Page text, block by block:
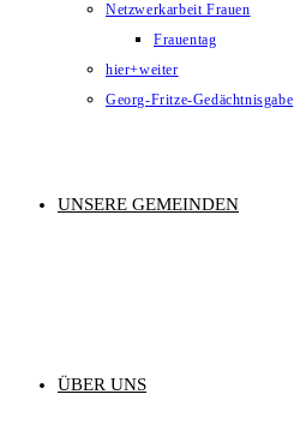
Netzwerkarbeit Frauen
Frauentag
hier+weiter
Georg-Fritze-Gedächtnisgabe
UNSERE GEMEINDEN
ÜBER UNS